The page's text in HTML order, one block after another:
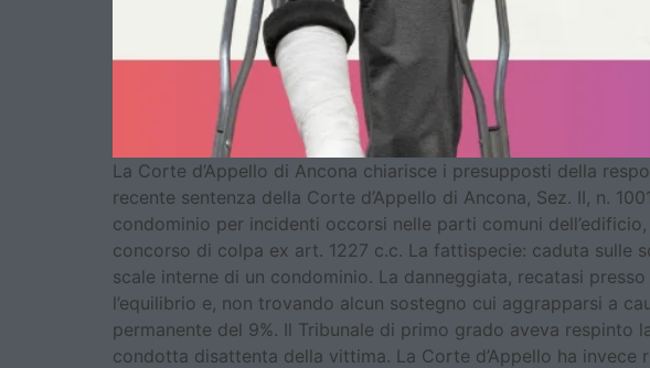
La Corte d’Appello di Ancona chiarisce i presupposti della
recente sentenza della Corte d’Appello di Ancona, Sez. II, n.
condominio per incidenti occorsi nelle parti comuni
concorso di colpa ex art. 1227 c.c. La fattispecie: caduta sulle
scale interne di un condominio. La danneggiata, recatasi
l’equilibrio e, non trovando alcun sostegno cui aggrapparsi a
permanente del 9%. Il Tribunale di primo grado aveva respinto
condotta disattenta della vittima. La Corte d’Appello ha